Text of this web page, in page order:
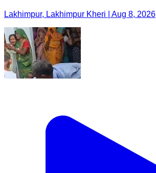
Lakhimpur, Lakhimpur Kheri | Aug 8, 2026